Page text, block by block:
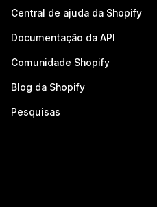
Central de ajuda da Shopify
Documentação da API
Comunidade Shopify
Blog da Shopify
Pesquisas